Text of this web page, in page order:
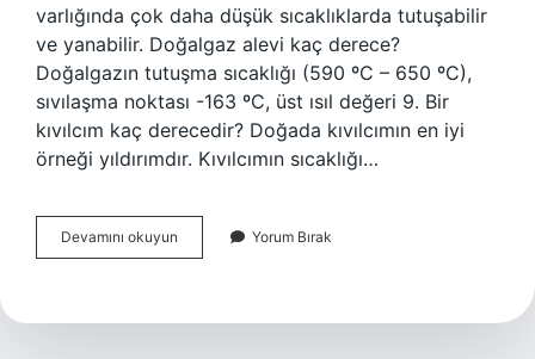
varlığında çok daha düşük sıcaklıklarda tutuşabilir
ve yanabilir. Doğalgaz alevi kaç derece?
Doğalgazın tutuşma sıcaklığı (590 ºC – 650 ºC),
sıvılaşma noktası -163 ºC, üst ısıl değeri 9. Bir
kıvılcım kaç derecedir? Doğada kıvılcımın en iyi
örneği yıldırımdır. Kıvılcımın sıcaklığı…
Devamını okuyun
Alevi
Yorum Bırak